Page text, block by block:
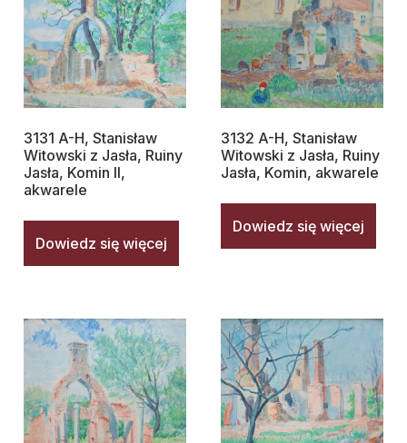
3131 A-H, Stanisław
Witowski z Jasła, Ruiny
Jasła, Komin II,
akwarele
Dowiedz się więcej
3132 A-H, Stanisław
Witowski z Jasła, Ruiny
Jasła, Komin, akwarele
Dowiedz się więcej